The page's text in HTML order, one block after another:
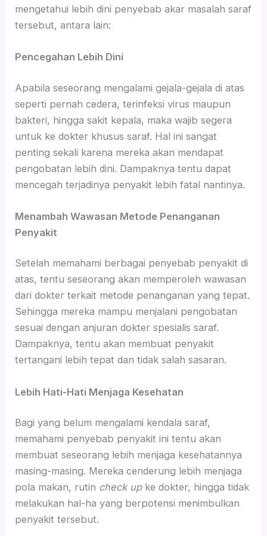
mengetahui lebih dini penyebab akar masalah saraf
tersebut, antara lain:
Pencegahan Lebih Dini
Apabila seseorang mengalami gejala-gejala di atas
seperti pernah cedera, terinfeksi virus maupun
bakteri, hingga sakit kepala, maka wajib segera
untuk ke dokter khusus saraf. Hal ini sangat
penting sekali karena mereka akan mendapat
pengobatan lebih dini. Dampaknya tentu dapat
mencegah terjadinya penyakit lebih fatal nantinya.
Menambah Wawasan Metode Penanganan
Penyakit
Setelah memahami berbagai penyebab penyakit di
atas, tentu seseorang akan memperoleh wawasan
dari dokter terkait metode penanganan yang tepat.
Sehingga mereka mampu menjalani pengobatan
sesuai dengan anjuran dokter spesialis saraf.
Dampaknya, tentu akan membuat penyakit
tertangani lebih tepat dan tidak salah sasaran.
Lebih Hati-Hati Menjaga Kesehatan
Bagi yang belum mengalami kendala saraf,
memahami penyebab penyakit ini tentu akan
membuat seseorang lebih menjaga kesehatannya
masing-masing. Mereka cenderung lebih menjaga
pola makan, rutin check upke dokter, hingga tidak
melakukan hal-ha yang berpotensi menimbulkan
penyakit tersebut.